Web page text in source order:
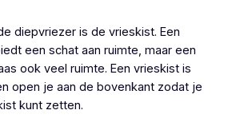
diepvriezer is de vrieskist. Een
een schat aan ruimte, maar een
ook veel ruimte. Een vrieskist is
open je aan de bovenkant zodat je
kunt zetten.